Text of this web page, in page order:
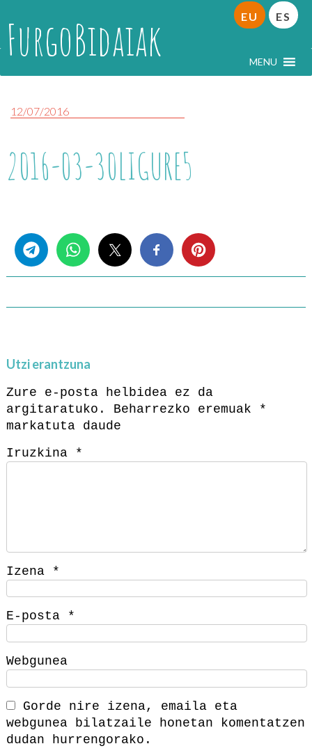
FurgoBidaiak MENU
EU ES
12/07/2016
2016-03-30LIGURE5
Utzi erantzuna
Zure e-posta helbidea ez da
argitaratuko.
Beharrezko eremuak
*
markatuta daude
Iruzkina
*
Izena *
E-posta *
Webgunea
Gorde nire izena, emaila eta
webgunea bilatzaile honetan komentatzen
dudan hurrengorako.